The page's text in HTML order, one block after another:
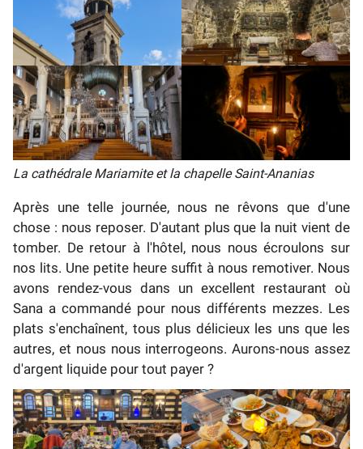
La cathédrale Mariamite et la chapelle Saint-Ananias
Après une telle journée, nous ne rêvons que d'une
chose : nous reposer. D'autant plus que la nuit vient de
tomber. De retour à l'hôtel, nous nous écroulons sur
nos lits. Une petite heure suffit à nous remotiver. Nous
avons rendez-vous dans un excellent restaurant où
Sana a commandé pour nous différents mezzes. Les
plats s'enchaînent, tous plus délicieux les uns que les
autres, et nous nous interrogeons. Aurons-nous assez
d'argent liquide pour tout payer ?